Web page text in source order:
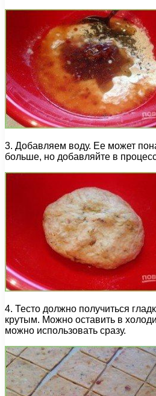
3. Добавляем воду. Ее может
больше, но добавляйте в
4. Тесто должно получиться
крутым. Можно оставить в
можно использовать сразу.